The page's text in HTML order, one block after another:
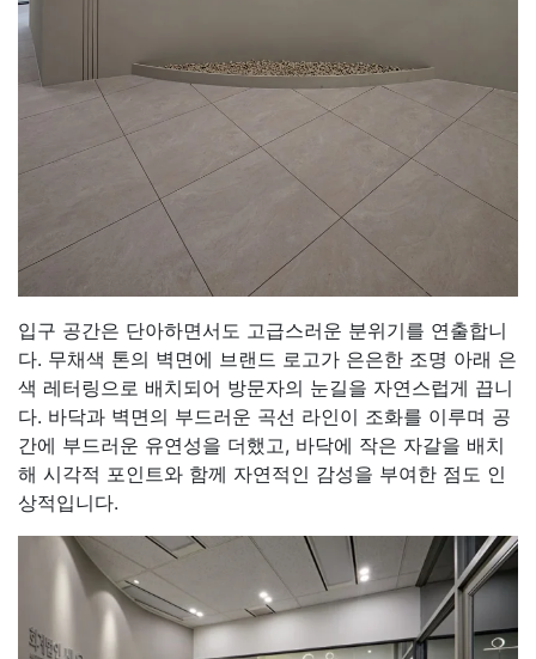
입구 공간은 단아하면서도 고급스러운 분위기를 연출합니
다. 무채색 톤의 벽면에 브랜드 로고가 은은한 조명 아래 은
색 레터링으로 배치되어 방문자의 눈길을 자연스럽게 끕니
다. 바닥과 벽면의 부드러운 곡선 라인이 조화를 이루며 공
간에 부드러운 유연성을 더했고, 바닥에 작은 자갈을 배치
해 시각적 포인트와 함께 자연적인 감성을 부여한 점도 인
상적입니다.